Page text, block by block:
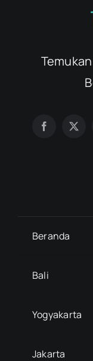
Beranda
Bali
Yogyakarta
Jakarta